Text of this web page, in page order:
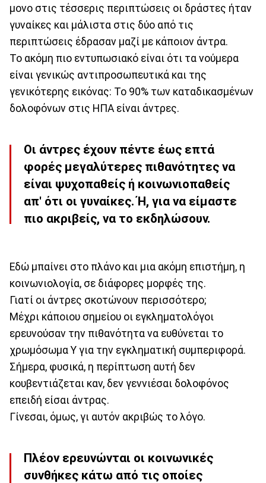
μονο στις τέσσερις περιπτώσεις οι δράστες ήταν
γυναίκες και μάλιστα στις δύο από τις
περιπτώσεις έδρασαν μαζί με κάποιον άντρα.
Το ακόμη πιο εντυπωσιακό είναι ότι τα νούμερα
είναι γενικώς αντιπροσωπευτικά και της
γενικότερης εικόνας: Το 90% των καταδικασμένων
δολοφόνων στις ΗΠΑ είναι άντρες.
Οι άντρες έχουν πέντε έως επτά
φορές μεγαλύτερες πιθανότητες να
είναι ψυχοπαθείς ή κοινωνιοπαθείς
απ' ότι οι γυναίκες. Ή, για να είμαστε
πιο ακριβείς, να το εκδηλώσουν.
Εδώ μπαίνει στο πλάνο και μια ακόμη επιστήμη, η
κοινωνιολογία, σε διάφορες μορφές της.
Γιατί οι άντρες σκοτώνουν περισσότερο;
Μέχρι κάποιου σημείου οι εγκληματολόγοι
ερευνούσαν την πιθανότητα να ευθύνεται το
χρωμόσωμα Υ για την εγκληματική συμπεριφορά.
Σήμερα, φυσικά, η περίπτωση αυτή δεν
κουβεντιάζεται καν, δεν γεννιέσαι δολοφόνος
επειδή είσαι άντρας.
Γίνεσαι, όμως, γι αυτόν ακριβώς το λόγο.
Πλέον ερευνώνται οι κοινωνικές
συνθήκες κάτω από τις οποίες